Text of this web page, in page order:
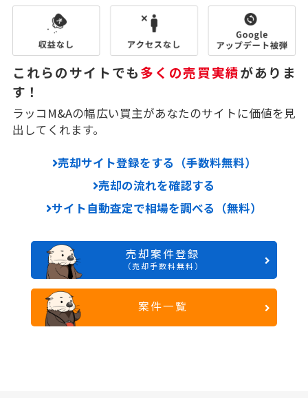
これらのサイトでも多くの売買実績がありま
す！
ラッコM&Aの幅広い買主があなたのサイトに価値を見
出してくれます。
売却サイト登録をする（手数料無料）
売却の流れを確認する
サイト自動査定で相場を調べる（無料）
売却案件登録
（売却手数料無料）
案件一覧